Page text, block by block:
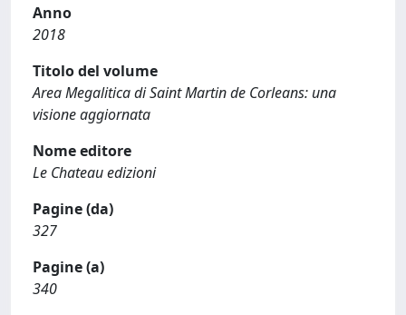
Anno
2018
Titolo del volume
Area Megalitica di Saint Martin de Corleans: una
visione aggiornata
Nome editore
Le Chateau edizioni
Pagine (da)
327
Pagine (a)
340